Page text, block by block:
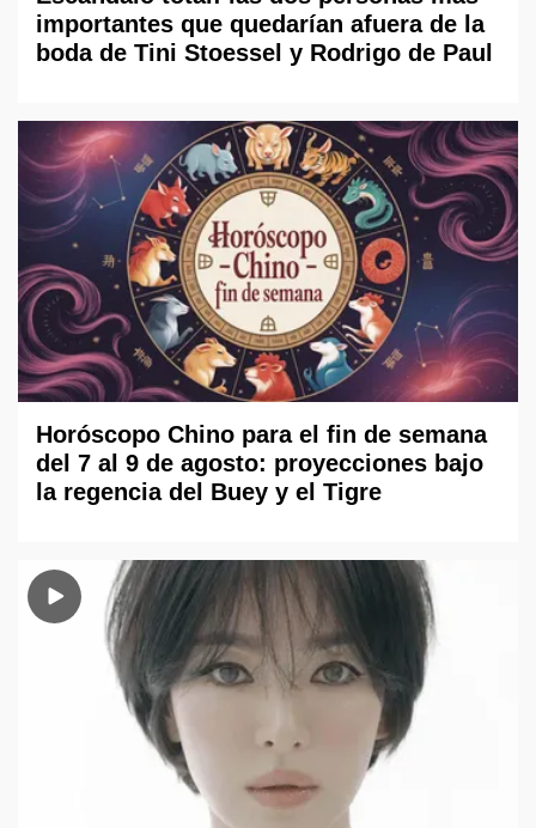
importantes que quedarían afuera de la
boda de Tini Stoessel y Rodrigo de Paul
Horóscopo Chino para el fin de semana
del 7 al 9 de agosto: proyecciones bajo
la regencia del Buey y el Tigre